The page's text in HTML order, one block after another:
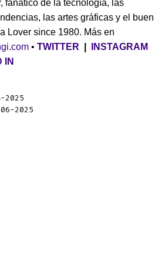
fanático de la tecnología, las
las artes gráficas y el buen
Lover since 1980. Más en
• TWITTER
INSTAGRAM
IN
2025